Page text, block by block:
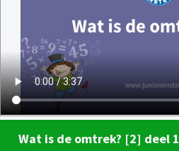
Wat is de omtrek? [2] deel 1